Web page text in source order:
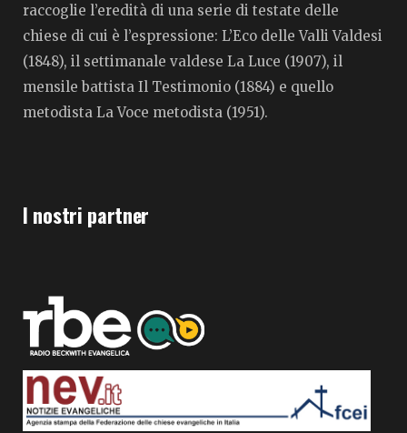
raccoglie l’eredità di una serie di testate delle
chiese di cui è l’espressione: L’Eco delle Valli Valdesi
(1848), il settimanale valdese La Luce (1907), il
mensile battista Il Testimonio (1884) e quello
metodista La Voce metodista (1951).
I nostri partner